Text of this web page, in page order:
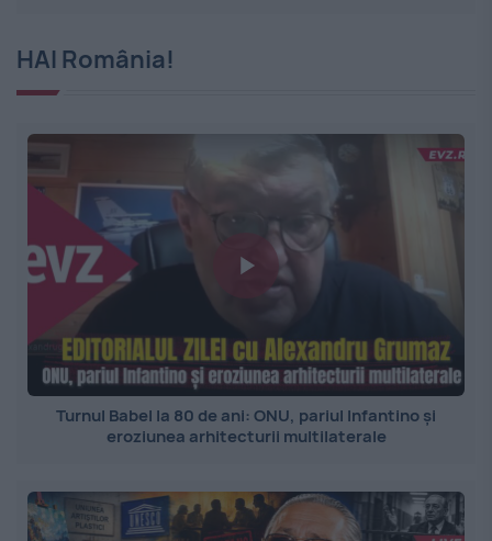
HAI România!
Turnul Babel la 80 de ani: ONU, pariul Infantino și
eroziunea arhitecturii multilaterale